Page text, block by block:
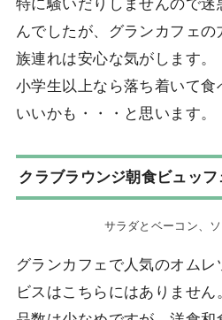
特に騒いだりしませんので
んでしたが、グランカフェ
族連れは安心な気がします。
小学生以上なら落ち着いて食
いいかも・・・と思います。
クラブラウンジ朝食ビュッ
サラダとベーコン、
グランカフェで人気のオム
ビスはこちらにはありません。